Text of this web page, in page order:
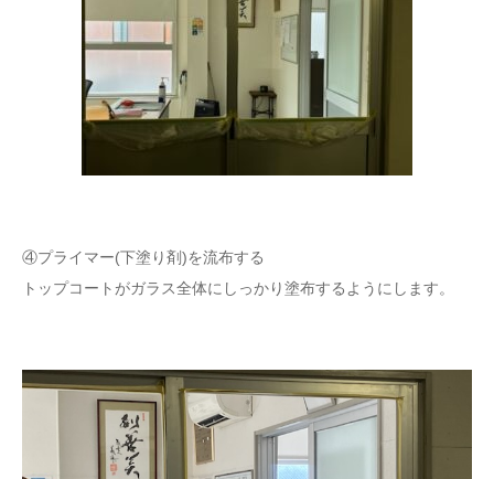
④プライマー(下塗り剤)を流布する
トップコートがガラス全体にしっかり塗布するようにします。